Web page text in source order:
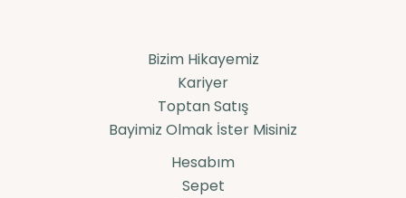
Bizim Hikayemiz
Kariyer
Toptan Satış
Bayimiz Olmak İster Misiniz
Hesabım
Sepet